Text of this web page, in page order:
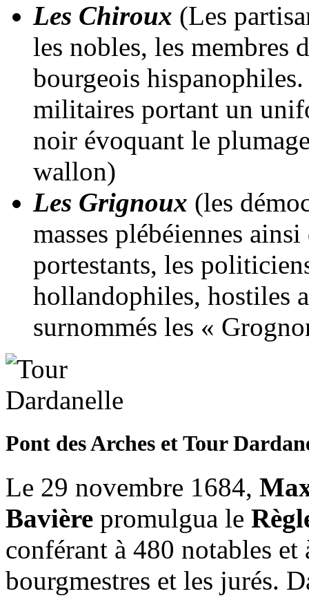
Les Chiroux (Les
les nobles, les membres
bourgeois
militaires portant un
noir évoquant le
wallon)
Les Grignoux (les
masses plébéiennes
portestants, les
hollandophiles, hostiles
surnommés les «
Pont des Arches et Tour
Le 29 novembre 1684,
Bavière promulgua le
conférant à 480 notables
bourgmestres et les jurés.